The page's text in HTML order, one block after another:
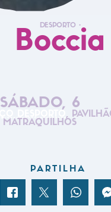
DESPORTO•
Boccia
SÁBADO, 6
,
MATRAQUILHOS
PARTILHA